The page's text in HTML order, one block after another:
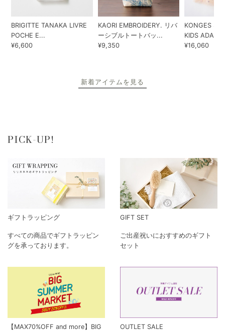
BRIGITTE TANAKA LIVRE
POCHE E...
¥6,600
KAORI EMBROIDERY. リバ
ーシブルトートバッ...
¥9,350
KONGES
KIDS ADA...
¥16,060
新着アイテムを見る
PICK-UP!
ギフトラッピング
すべての商品でギフトラッピン
グを承っております。
GIFT SET
ご出産祝いにおすすめのギフト
セット
【MAX70%OFF and more】BIG
OUTLET SALE